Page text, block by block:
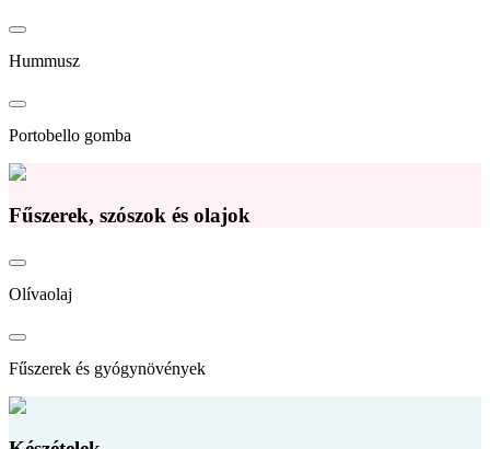
Hummusz
Portobello gomba
Fűszerek, szószok és olajok
Olívaolaj
Fűszerek és gyógynövények